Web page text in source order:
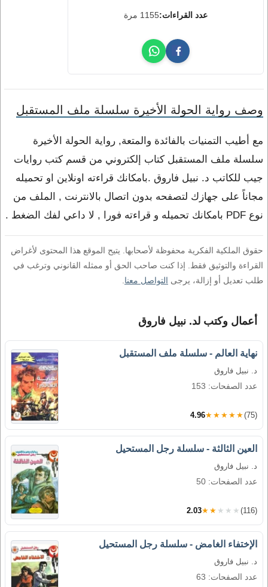
عدد القراءات:1155 مرة
وصف رواية الحولة الأخيرة سلسلة ملف المستقبل
مع أطيب التمنيات بالفائدة والمتعة, رواية الحولة الأخيرة
سلسلة ملف المستقبل كتاب إلكتروني من قسم كتب روايات
جيب للكاتب د. نبيل فاروق .بامكانك قراءته اونلاين او تحميله
مجاناً على جهازك لتصفحه بدون اتصال بالانترنت , الملف من
نوع PDF بامكانك تحميله و قراءته فورا , لا داعي لفك الضغط .
حقوق الملكية الفكرية محفوظة لأصحابها. يتيح الموقع هذا المحتوى لأغراض
القراءة والتوثيق فقط. إذا كنت صاحب الحق أو ممثله القانوني وترغب في
طلب تعديل أو إزالة، يرجى التواصل معنا
أعمال وكتب لد. نبيل فاروق
نهاية العالم - سلسلة ملف المستقبل
د. نبيل فاروق
عدد الصفحات: 153
4.96★★★★★(75)
العين الثالثة - سلسلة رجل المستحيل
د. نبيل فاروق
عدد الصفحات: 50
2.03★★★★★ (116)
الإختفاء الغامض - سلسلة رجل المستحيل
د. نبيل فاروق
عدد الصفحات: 63